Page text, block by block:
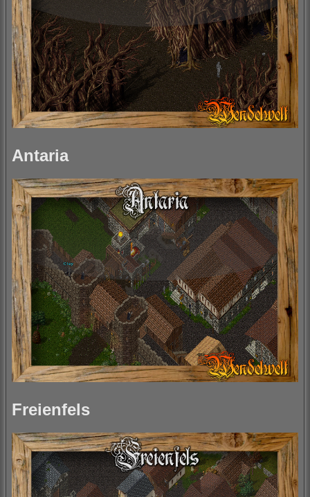
Antaria
Freienfels